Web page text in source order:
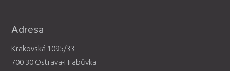
Adresa
Krakovská 1095/33
700 30 Ostrava-Hrabůvka